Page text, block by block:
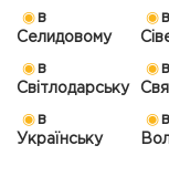
в
Селидовому
в
в
Світлодарську
в
в
Українську
в